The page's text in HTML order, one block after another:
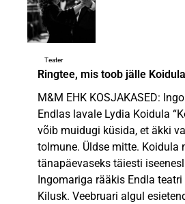
Teater
Ringtee, mis toob jälle
M&M EHK KOSJAKASED:
Endlas lavale Lydia Koidula
võib muidugi küsida, et äkki
tolmune. Üldse mitte. Koidula
tänapäevaseks täiesti
Ingomariga rääkis Endla
Kilusk. Veebruari algul